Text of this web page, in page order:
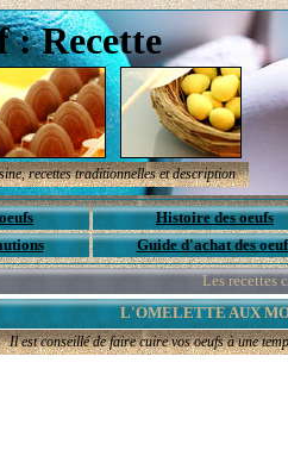
: Recette
recettes traditionnelles et description
Histoire des oeufs
Guide d'achat des
Les recettes
L'OMELETTE AUX
Il est conseillé de faire cuire vos oeufs à une